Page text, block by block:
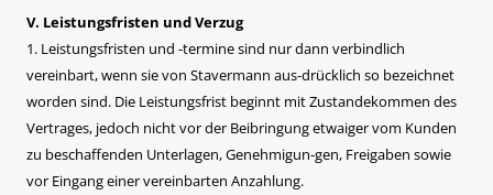
V. Leistungsfristen und Verzug
1. Leistungsfristen und -termine sind nur dann verbindlich
vereinbart, wenn sie von Stavermann aus-drücklich so bezeichnet
worden sind. Die Leistungsfrist beginnt mit Zustandekommen des
Vertrages, jedoch nicht vor der Beibringung etwaiger vom Kunden
zu beschaffenden Unterlagen, Genehmigun-gen, Freigaben sowie
vor Eingang einer vereinbarten Anzahlung.